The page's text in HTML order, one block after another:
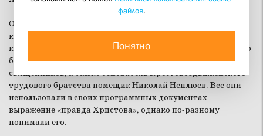
Обращаясь к событиям 1905 года, она проанализировала,
как реагировали на общественный и государственный
кризис члены Святейшего Синода, деятели Христианского
братства борьбы, члены группы «32-х» петербургских
священников, а также основатель Крестовоздвиженского
трудового братства помещик Николай Неплюев. Все они
использовали в своих программных документах
выражение «правда Христова», однако по-разному
понимали его.
файлов.
Понятно